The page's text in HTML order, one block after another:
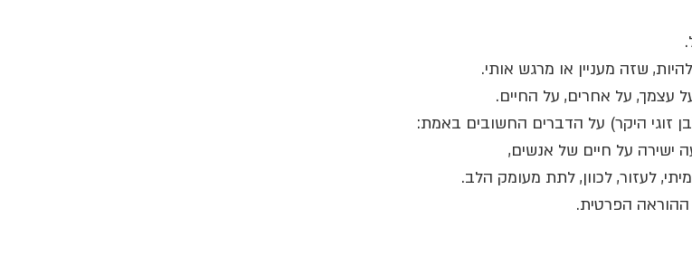
שזה מעניין או מרגש אותי.
עצמך, על אחרים, על החיים.
זוגי היקר) על הדברים החשובים באמת:
ישירה על חיים של אנשים,
לעזור, לכוון, לתת מעומק הלב.
ההוראה הפרטית.